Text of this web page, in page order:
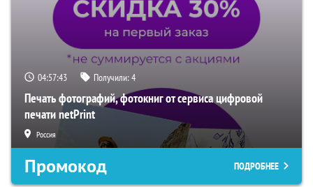
04:57:42 Получили:4
Печать фотографий, фотокниг от сервиса цифровой
печати netPrint
Россия
Промокод ПОДРОБНЕЕ